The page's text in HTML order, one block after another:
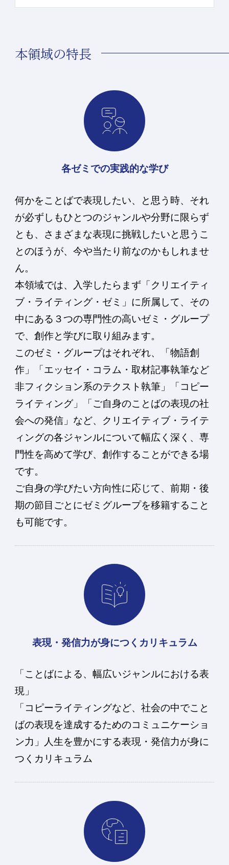
本領域の特長
各ゼミでの実践的な学び
何かをことばで表現したい、と思う時、それ
が必ずしもひとつのジャンルや分野に限らず
とも、さまざまな表現に挑戦したいと思うこ
とのほうが、今や当たり前なのかもしれませ
ん。
本領域では、入学したらまず「クリエイティ
ブ・ライティング・ゼミ」に所属して、その
中にある３つの専門性の高いゼミ・グループ
で、創作と学びに取り組みます。
このゼミ・グループはそれぞれ、「物語創
作」「エッセイ・コラム・取材記事執筆など
非フィクション系のテクスト執筆」「コピー
ライティング」「ご自身のことばの表現の社
会への発信」など、クリエイティブ・ライテ
ィングの各ジャンルについて幅広く深く、専
門性を高めて学び、創作することができる場
です。
ご自身の学びたい方向性に応じて、前期・後
期の節目ごとにゼミグループを移籍すること
も可能です。
表現・発信力が身につくカリキュラム
「ことばによる、幅広いジャンルにおける表
現」
「コピーライティングなど、社会の中でこと
ばの表現を達成するためのコミュニケーショ
ン力」人生を豊かにする表現・発信力が身に
つくカリキュラム